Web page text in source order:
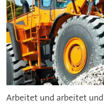
Arbeitet und arbeitet